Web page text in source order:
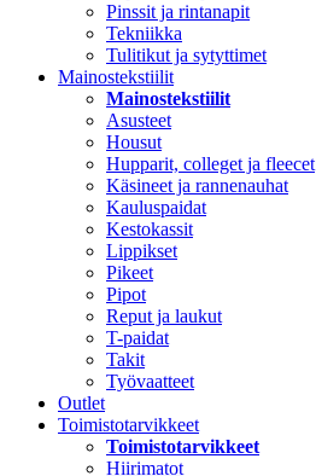
Pinssit ja rintanapit
Tekniikka
Tulitikut ja sytyttimet
Mainostekstiilit
Mainostekstiilit
Asusteet
Housut
Hupparit, colleget ja fleecet
Käsineet ja rannenauhat
Kauluspaidat
Kestokassit
Lippikset
Pikeet
Pipot
Reput ja laukut
T-paidat
Takit
Työvaatteet
Outlet
Toimistotarvikkeet
Toimistotarvikkeet
Hiirimatot